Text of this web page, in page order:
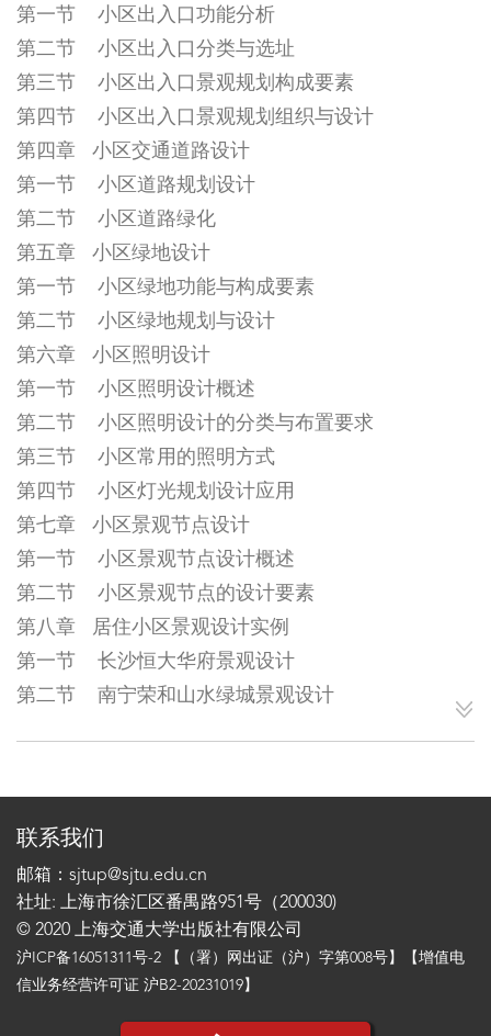
第一节 小区出入口功能分析
第二节 小区出入口分类与选址
第三节 小区出入口景观规划构成要素
第四节 小区出入口景观规划组织与设计
第四章 小区交通道路设计
第一节 小区道路规划设计
第二节 小区道路绿化
第五章 小区绿地设计
第一节 小区绿地功能与构成要素
第二节 小区绿地规划与设计
第六章 小区照明设计
第一节 小区照明设计概述
第二节 小区照明设计的分类与布置要求
第三节 小区常用的照明方式
第四节 小区灯光规划设计应用
第七章 小区景观节点设计
第一节 小区景观节点设计概述
第二节 小区景观节点的设计要素
第八章 居住小区景观设计实例
第一节 长沙恒大华府景观设计
第二节 南宁荣和山水绿城景观设计
联系我们
邮箱：sjtup@sjtu.edu.cn
社址: 上海市徐汇区番禺路951号（200030)
© 2020 上海交通大学出版社有限公司
沪ICP备16051311号-2 【（署）网出证（沪）字第008号】【增值电
信业务经营许可证 沪B2-20231019】